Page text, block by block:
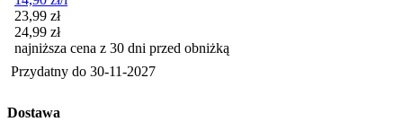
Cena promocyjna
23,99 zł
24,99 zł
najniższa cena z 30 dni przed obniżką
Przydatny do 30-11-2027
Dostawa